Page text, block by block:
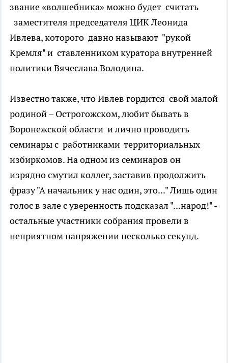
звание «волшебника» можно будет считать
заместителя председателя ЦИК Леонида
Ивлева, которого давно называют "рукой
Кремля" и ставленником куратора внутренней
политики Вячеслава Володина.
Известно также, что Ивлев гордится свой малой
родиной – Острогожском, любит бывать в
Воронежской области и лично проводить
семинары с работниками территориальных
избиркомов. На одном из семинаров он
изрядно смутил коллег, заставив продолжить
фразу "А начальник у нас один, это..." Лишь один
голос в зале с уверенность подсказал "...народ!" -
остальные участники собрания провели в
неприятном напряжении несколько секунд.